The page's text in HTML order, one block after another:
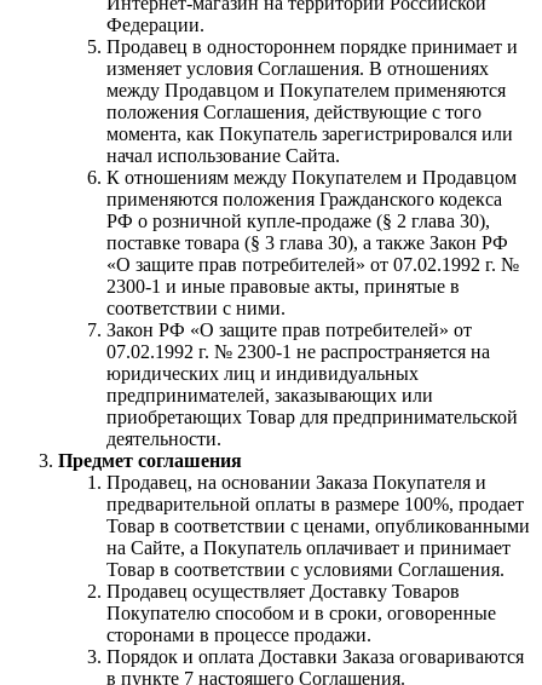
Федерации.
Продавец в одностороннем порядке принимает и
изменяет условия Соглашения. В отношениях
между Продавцом и Покупателем применяются
положения Соглашения, действующие с того
момента, как Покупатель зарегистрировался или
начал использование Сайта.
К отношениям между Покупателем и Продавцом
применяются положения Гражданского кодекса
РФ о розничной купле-продаже (§ 2 глава 30),
поставке товара (§ 3 глава 30), а также Закон РФ
«О защите прав потребителей» от 07.02.1992 г. №
2300-1 и иные правовые акты, принятые в
соответствии с ними.
Закон РФ «О защите прав потребителей» от
07.02.1992 г. № 2300-1 не распространяется на
юридических лиц и индивидуальных
предпринимателей, заказывающих или
приобретающих Товар для предпринимательской
деятельности.
Предмет соглашения
Продавец, на основании Заказа Покупателя и
предварительной оплаты в размере 100%, продает
Товар в соответствии с ценами, опубликованными
на Сайте, а Покупатель оплачивает и принимает
Товар в соответствии с условиями Соглашения.
Продавец осуществляет Доставку Товаров
Покупателю способом и в сроки, оговоренные
сторонами в процессе продажи.
Порядок и оплата Доставки Заказа оговариваются
в пункте 7 настоящего Соглашения.